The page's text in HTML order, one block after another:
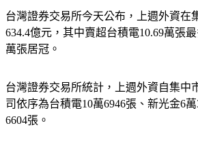
台灣證券交易所今天公布，上週外資在
634.4億元，其中賣超台積電10.69萬張最
台灣證券交易所統計，上週外資自集中
司依序為台積電10萬6946張、新光金6萬